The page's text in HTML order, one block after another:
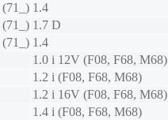
1.4
1.7 D
1.4
1.0 i 12V (F08, F68, M68)
1.2 i (F08, F68, M68)
1.2 i 16V (F08, F68, M68)
1.4 i (F08, F68, M68)